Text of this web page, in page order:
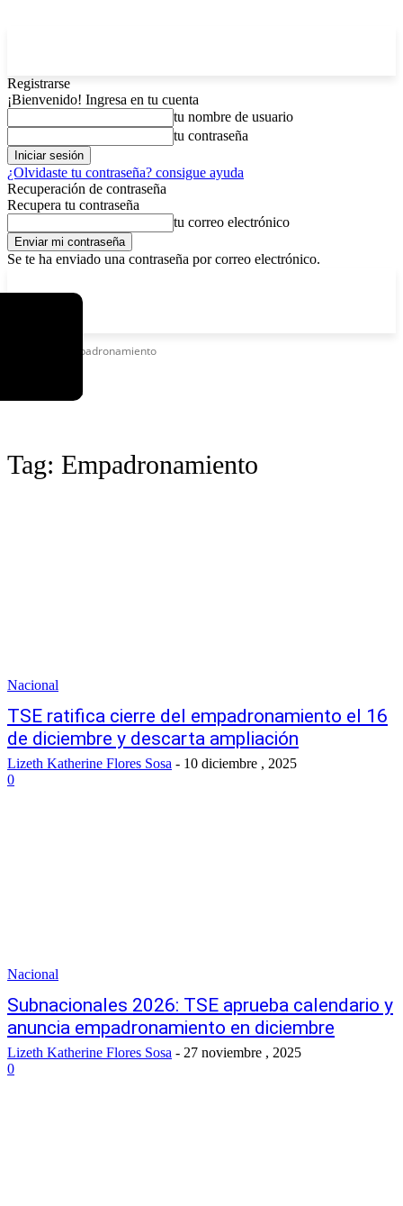
Registrarse
¡Bienvenido! Ingresa en tu cuenta
tu nombre de usuario
tu contraseña
¿Olvidaste tu contraseña? consigue ayuda
Recuperación de contraseña
Recupera tu contraseña
tu correo electrónico
Se te ha enviado una contraseña por correo electrónico.
Empadronamiento
Tag: Empadronamiento
Nacional
TSE ratifica cierre del empadronamiento el 16
de diciembre y descarta ampliación
Lizeth Katherine Flores Sosa - 10 diciembre , 2025
0
Nacional
Subnacionales 2026: TSE aprueba calendario y
anuncia empadronamiento en diciembre
Lizeth Katherine Flores Sosa - 27 noviembre , 2025
0